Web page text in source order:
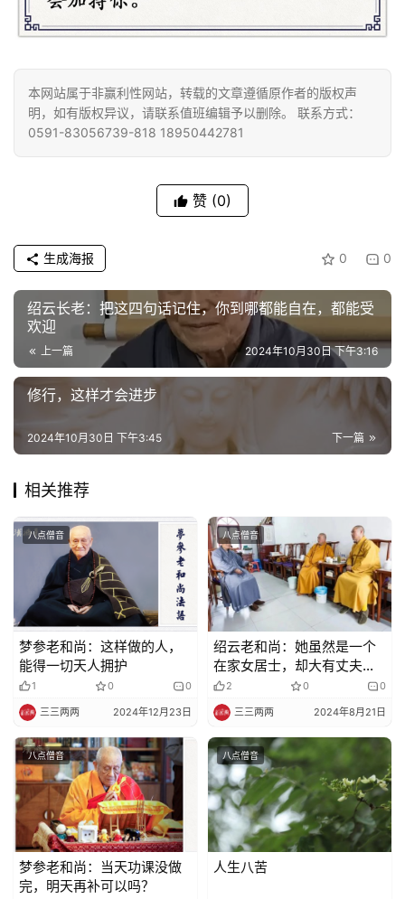
善
人
物
视
频
纪
录
佛
教
术
政
规
免
责
声
明
登录 注册
本网站属于非赢利性网站，转载的文章遵循原作者的版权声
明，如有版权异议，请联系值班编辑予以删除。 联系方式：
0591-83056739-818 18950442781
赞 (0)
0 0
生成海报
绍云长老：把这四句话记住，你到哪都能自在，都能受
欢迎
上一篇 2024年10月30日 下午3:16
修行，这样才会进步
下一篇
2024年10月30日 下午3:45
相关推荐
八点僧音
梦参老和尚：这样做的人，
能得一切天人拥护
1 0 0
三三两两 2024年12月23日
八点僧音
绍云老和尚：她虽然是一个
在家女居士，却大有丈夫气
概2 0 0
三三两两 2024年8月21日
八点僧音
梦参老和尚：当天功课没做
完，明天再补可以吗？
八点僧音
人生八苦